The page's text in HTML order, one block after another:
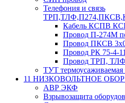
Телефония и связь
Кабель КСПВ
Провод П-274М
Провод ПКСВ
Провод РК 75-4-11
Провод ТРП, ТЛФ
ТУТ термоусаживаемая
11 НИЗКОВОЛЬТНОЕ
АВР ЭКФ
Взрывозащита